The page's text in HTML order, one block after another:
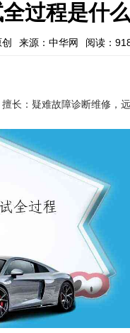
过程是什
创 来源：中华网 阅读：